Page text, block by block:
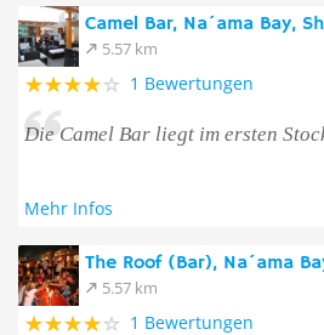
Camel Bar, Na´ama Bay,
5.57 km
1 Bewertungen
Die Camel Bar liegt im ersten
Mehr Infos
The Roof (Bar), Na´ama
5.57 km
1 Bewertungen